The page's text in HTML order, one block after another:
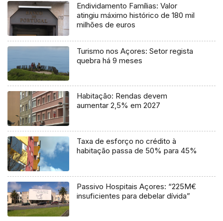
Endividamento Famílias: Valor
atingiu máximo histórico de 180 mil
milhões de euros
Turismo nos Açores: Setor regista
quebra há 9 meses
Habitação: Rendas devem
aumentar 2,5% em 2027
Taxa de esforço no crédito à
habitação passa de 50% para 45%
Passivo Hospitais Açores: “225M€
insuficientes para debelar dívida”